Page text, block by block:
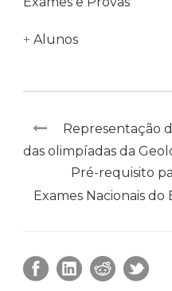
+ Alunos
Representação
das olimpíadas da
Pré-requisito
Exames Nacionais